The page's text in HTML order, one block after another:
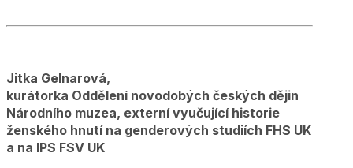
Jitka Gelnarová,
kurátorka Oddělení novodobých českých dějin
Národního muzea, externí vyučující historie
ženského hnutí na genderových studiích FHS UK
a na IPS FSV UK